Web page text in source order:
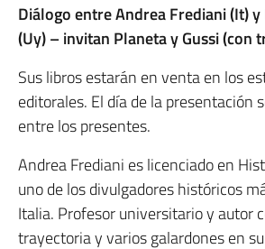
Diálogo entre Andrea Frediani (It)
(Uy) – invitan Planeta y Gussi (con
Sus libros estarán en venta en los
editorales. El día de la presentación
entre los presentes.
Andrea Frediani es licenciado en
uno de los divulgadores históricos
Italia. Profesor universitario y autor
trayectoria y varios galardones en